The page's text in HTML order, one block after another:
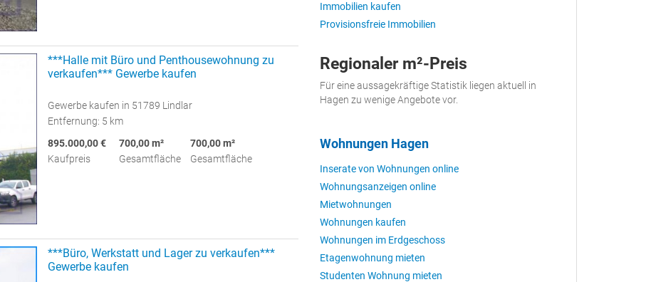
***Halle mit Büro und Penthousewohnung zu
verkaufen*** Gewerbe kaufen
Gewerbe kaufen in 51789 Lindlar
Entfernung: 5 km
895.000,00 €
Kaufpreis
700,00 m²
Gesamtfläche
700,00 m²
Gesamtfläche
***Büro, Werkstatt und Lager zu verkaufen***
Gewerbe kaufen
Immobilien kaufen
Provisionsfreie Immobilien
Regionaler m²-Preis
Für eine aussagekräftige Statistik liegen aktuell in
Hagen zu wenige Angebote vor.
Wohnungen Hagen
Inserate von Wohnungen online
Wohnungsanzeigen online
Mietwohnungen
Wohnungen kaufen
Wohnungen im Erdgeschoss
Etagenwohnung mieten
Studenten Wohnung mieten